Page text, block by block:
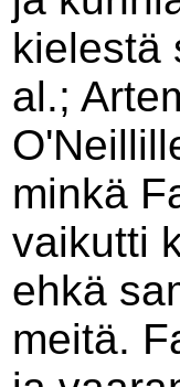
kielestä
al.;
minkä
vaikutti
ehkä
meitä.